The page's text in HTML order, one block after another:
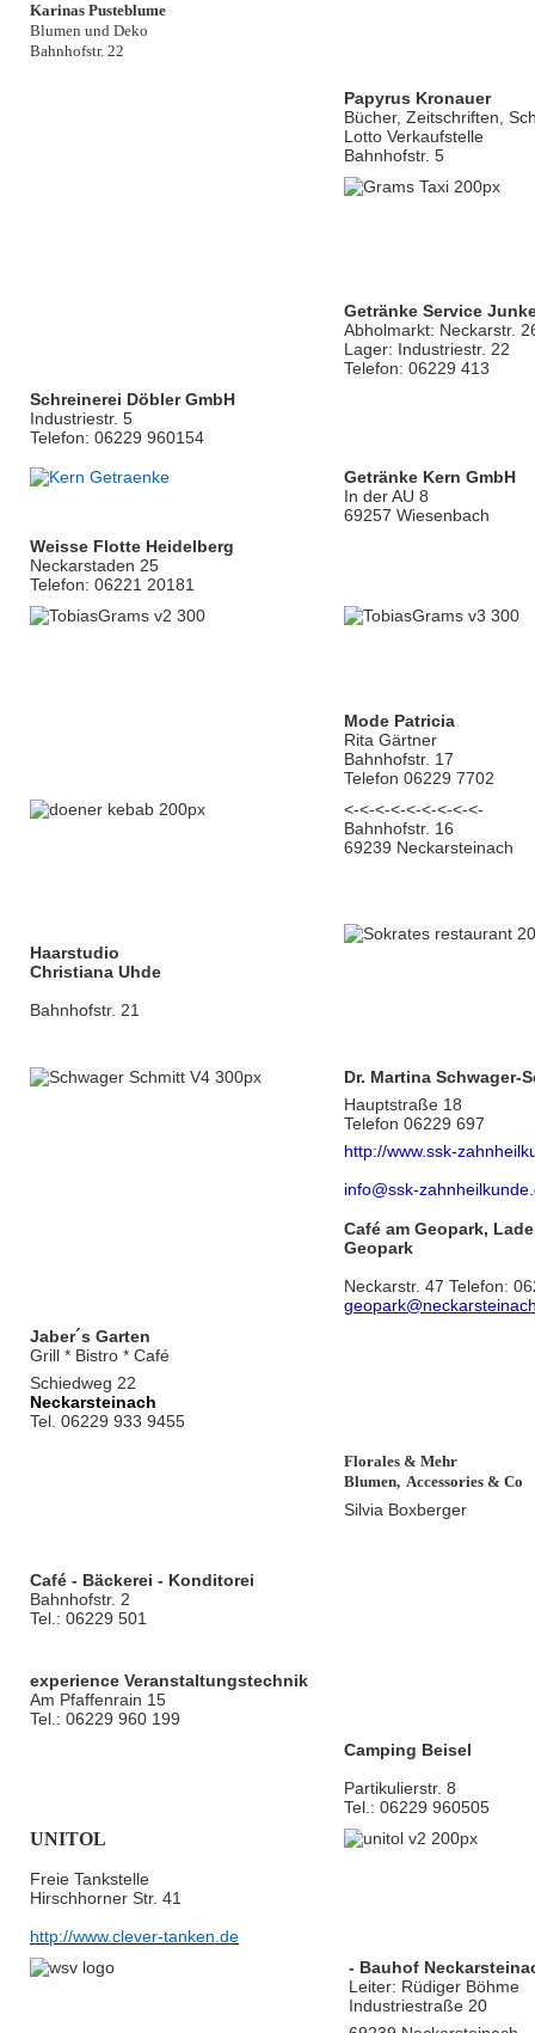
Karinas Pusteblume
Blumen und Deko
Bahnhofstr. 22
Papyrus Kronauer
Bücher, Zeitschriften,
Lotto Verkaufstelle
Bahnhofstr. 5
Getränke Service
Abholmarkt: Neckarstr.
Lager: Industriestr. 22
Telefon: 06229 413
Schreinerei Döbler GmbH
Industriestr. 5
Telefon: 06229 960154
Getränke Kern GmbH
In der AU 8
69257 Wiesenbach
Weisse Flotte Heidelberg
Neckarstaden 25
Telefon: 06221 20181
Mode Patricia
Rita Gärtner
Bahnhofstr. 17
Telefon 06229 7702
<-<-<-<-<-<-<-<-<-
Bahnhofstr. 16
69239 Neckarsteinach
Haarstudio
Christiana Uhde
Bahnhofstr. 21
Dr. Martina Schwager-
Hauptstraße 18
Telefon 06229 697
http://www.ssk-
info@ssk-
Café am Geopark,
Geopark
Neckarstr. 47 Telefon:
Jaber´s Garten
Grill * Bistro * Café
Schiedweg 22
Neckarsteinach
Tel. 06229 933 9455
Florales & Mehr
Blumen, Accessories & Co
Silvia Boxberger
Café - Bäckerei - Konditorei
Bahnhofstr. 2
Tel.: 06229 501
experience Veranstaltungstechnik
Am Pfaffenrain 15
Tel.: 06229 960 199
Camping Beisel
Partikulierstr. 8
Tel.: 06229 960505
UNITOL
Freie Tankstelle
Hirschhorner Str. 41
http://www.clever-tanken.de
- Bauhof
Leiter: Rüdiger Böhme
Industriestraße 20